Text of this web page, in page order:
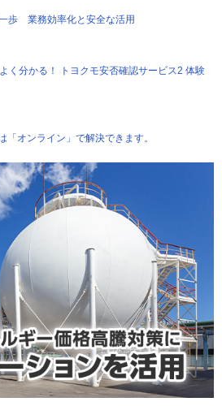
歩 業務効率化と安全な活用
く分かる！ トヨクモ安否確認サービス2 体験
「オンライン」で解決できます。